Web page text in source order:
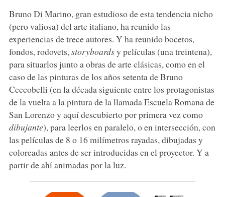
Bruno Di Marino, gran estudioso de esta tendencia nicho
(pero valiosa) del arte italiano, ha reunido las
experiencias de trece autores. Y ha reunido bocetos,
fondos, rodovets, storyboardsy películas (una treintena),
para situarlos junto a obras de arte clásicas, como en el
caso de las pinturas de los años setenta de Bruno
Ceccobelli (en la década siguiente entre los protagonistas
de la vuelta a la pintura de la llamada Escuela Romana de
San Lorenzo y aquí descubierto por primera vez como
dibujante), para leerlos en paralelo, o en intersección, con
las películas de 8 o 16 milímetros rayadas, dibujadas y
coloreadas antes de ser introducidas en el proyector. Y a
partir de ahí animadas por la luz.